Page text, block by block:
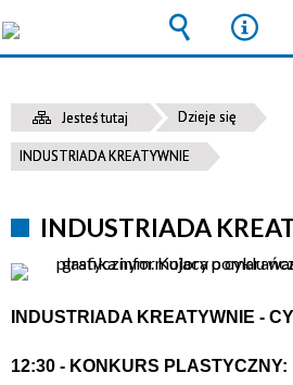
Jesteś tutaj Dzieje się
INDUSTRIADA KREATYWNIE
INDUSTRIADA
INDUSTRIADA KREATYWNIE -
12:30 - KONKURS PLASTYCZNY: